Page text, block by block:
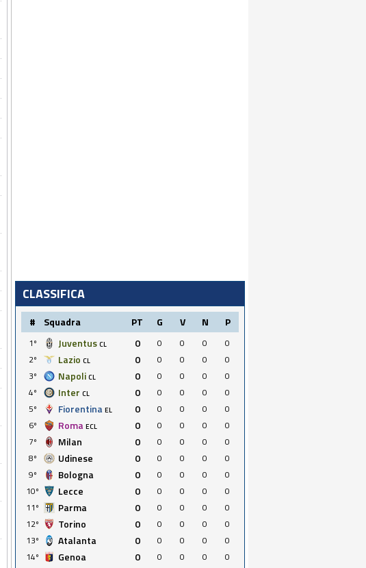
CLASSIFICA
# Squadra PT G V N P
1º Juventus CL 0 0 0 0
0
2º
Lazio CL 0 0 0 0
0
3º
Napoli CL 0 0 0 0
0
4º
Inter CL 0 0 0 0
0
5º
Fiorentina EL 0 0 0 0
0
6º
Roma ECL 0 0 0 0
0
7º
Milan 0 0 0 0
0
8º
Udinese 0 0 0 0
0
9º
Bologna 0 0 0 0
0
10º
Lecce 0 0 0 0
0
11º
Parma 0 0 0 0
0
12º
Torino 0 0 0 0
0
13º
Atalanta 0 0 0 0
0
14º
Genoa 0 0 0 0
0